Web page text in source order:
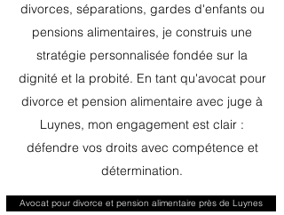
divorces, séparations, gardes d'enfants ou
pensions alimentaires, je construis une
stratégie personnalisée fondée sur la
dignité et la probité. En tant qu'avocat pour
divorce et pension alimentaire avec juge à
Luynes, mon engagement est clair :
défendre vos droits avec compétence et
détermination.
Avocat pour divorce et pension alimentaire près de Luynes